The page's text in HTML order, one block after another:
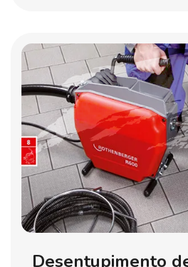
Desentupimento